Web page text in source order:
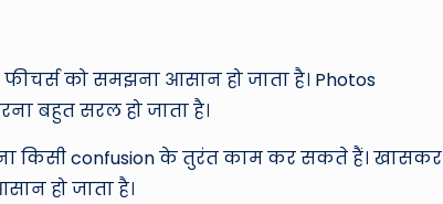
को समझना आसान हो जाता है। Photos
बहुत सरल हो जाता है।
किसी confusion के तुरंत काम कर सकते हैं। खासकर
हो जाता है।